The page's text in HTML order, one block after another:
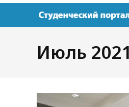
Июль 2021